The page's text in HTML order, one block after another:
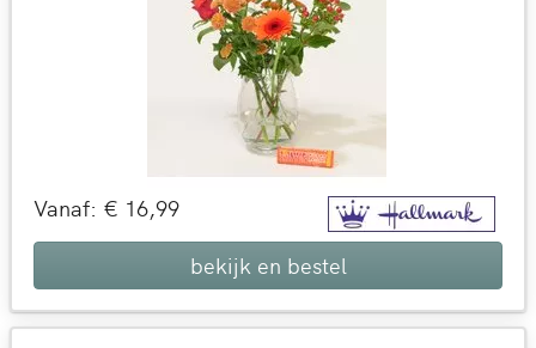
Vanaf: € 16,99
bekijk en bestel